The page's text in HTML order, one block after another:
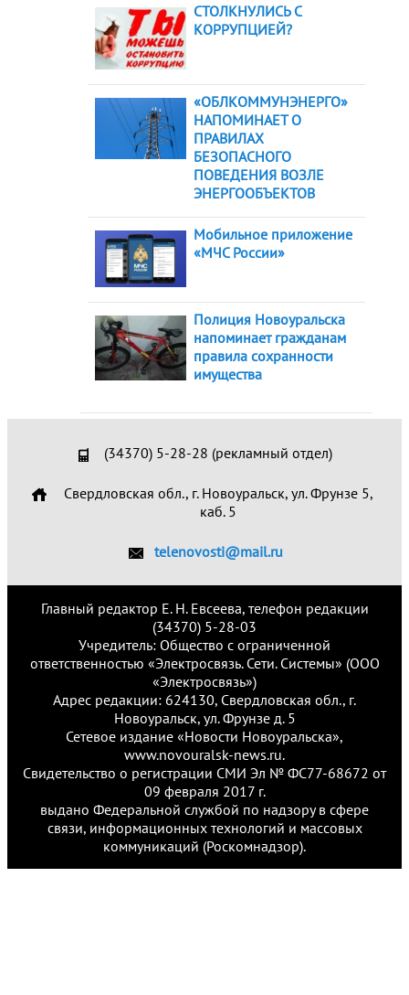
СТОЛКНУЛИСЬ С
КОРРУПЦИЕЙ?
«ОБЛКОММУНЭНЕРГО»
НАПОМИНАЕТ О
ПРАВИЛАХ
БЕЗОПАСНОГО
ПОВЕДЕНИЯ ВОЗЛЕ
ЭНЕРГООБЪЕКТОВ
Мобильное приложение
«МЧС России»
Полиция Новоуральска
напоминает гражданам
правила сохранности
имущества
(34370) 5-28-28 (рекламный отдел)
Свердловская обл., г. Новоуральск, ул. Фрунзе 5,
каб. 5
telenovosti@mail.ru
Главный редактор Е. Н. Евсеева, телефон редакции
(34370) 5-28-03
Учредитель: Общество с ограниченной
ответственностью «Электросвязь. Сети. Системы» (ООО
«Электросвязь»)
Адрес редакции: 624130, Свердловская обл., г.
Новоуральск, ул. Фрунзе д. 5
Сетевое издание «Новости Новоуральска»,
www.novouralsk-news.ru.
Свидетельство о регистрации СМИ Эл № ФС77-68672 от
09 февраля 2017 г.
выдано Федеральной службой по надзору в сфере
связи, информационных технологий и массовых
коммуникаций (Роскомнадзор).